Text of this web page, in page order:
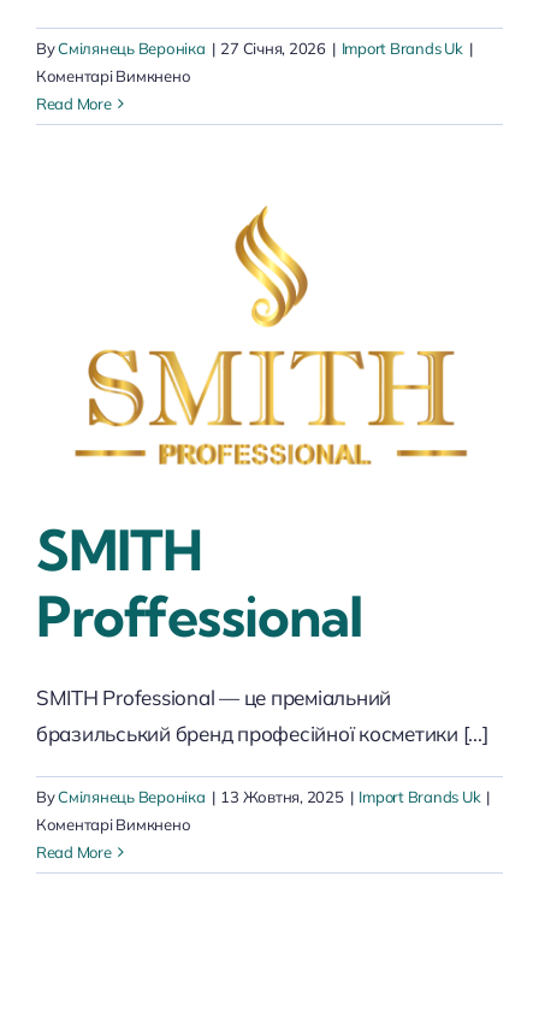
ByСмілянець Вероніка | 27 Січня, 2026 | Import Brands Uk |
Коментарі Вимкненодо
Proffessional
Read More
SMITH
Proffessional
SMITH Professional — це преміальний
бразильський бренд професійної косметики [...]
ByСмілянець Вероніка | 13 Жовтня, 2025 | Import Brands Uk |
Коментарі Вимкненодо
Proffessional
Read More